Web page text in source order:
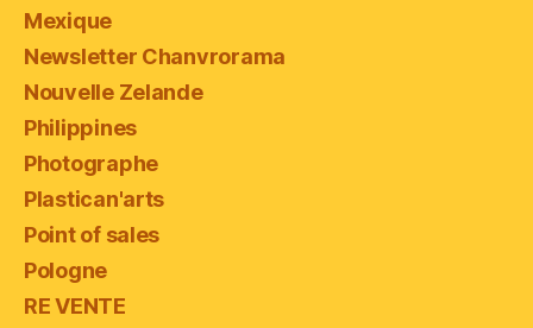
Mexique
Newsletter Chanvrorama
Nouvelle Zelande
Philippines
Photographe
Plastican'arts
Point of sales
Pologne
RE VENTE